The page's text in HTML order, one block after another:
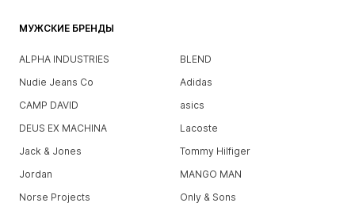
МУЖСКИЕ БРЕНДЫ
ALPHA INDUSTRIES
BLEND
Nudie Jeans Co
Adidas
CAMP DAVID
asics
DEUS EX MACHINA
Lacoste
Jack & Jones
Tommy Hilfiger
Jordan
MANGO MAN
Norse Projects
Only & Sons